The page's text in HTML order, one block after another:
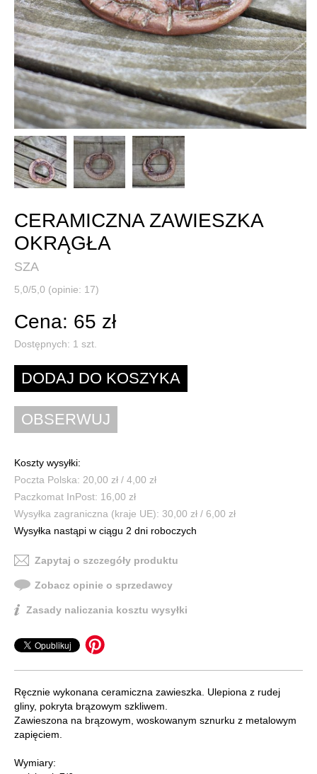
CERAMICZNA ZAWIESZKA
OKRĄGŁA
SZA
5,0/5,0 (opinie: 17)
Cena: 65 zł
Dostępnych: 1 szt.
Koszty wysyłki:
Poczta Polska: 20,00 zł / 4,00 zł
Paczkomat InPost: 16,00 zł
Wysyłka zagraniczna (kraje UE): 30,00 zł / 6,00 zł
Wysyłka nastąpi w ciągu 2 dni roboczych
Zapytaj o szczegóły produktu
Zobacz opinie o sprzedawcy
Zasady naliczania kosztu wysyłki
Ręcznie wykonana ceramiczna zawieszka. Ulepiona z rudej
gliny, pokryta brązowym szkliwem.
Zawieszona na brązowym, woskowanym sznurku z metalowym
zapięciem.
Wymiary: